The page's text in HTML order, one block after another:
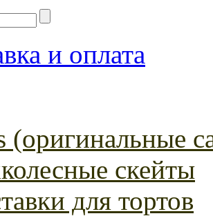
и оплата
(оригинальные
скейты
для тортов